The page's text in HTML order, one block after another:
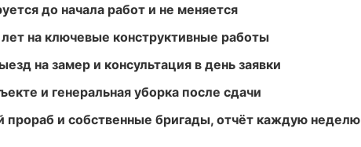
до начала работ и не меняется
лет на ключевые конструктивные работы
на замер и консультация в день заявки
и генеральная уборка после сдачи
прораб и собственные бригады, отчёт каждую неделю